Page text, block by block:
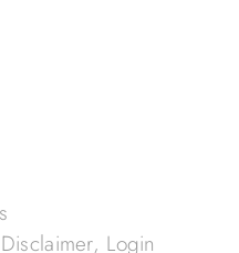
Disclaimer, Login